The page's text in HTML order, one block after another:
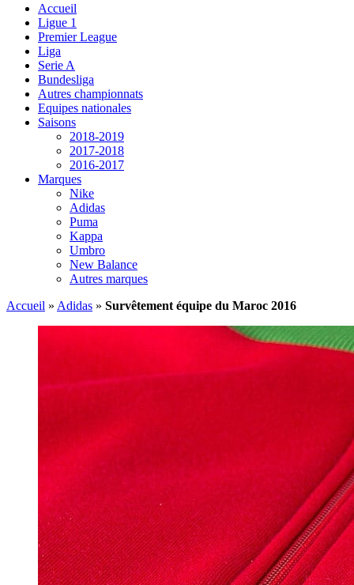
Accueil
Ligue 1
Premier League
Liga
Serie A
Bundesliga
Autres championnats
Equipes nationales
Saisons
2018-2019
2017-2018
2016-2017
Marques
Nike
Adidas
Puma
Kappa
Umbro
New Balance
Autres marques
Accueil » Adidas » Survêtement équipe du Maroc 2016